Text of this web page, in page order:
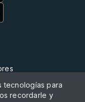
tecnologías para
recordarle y